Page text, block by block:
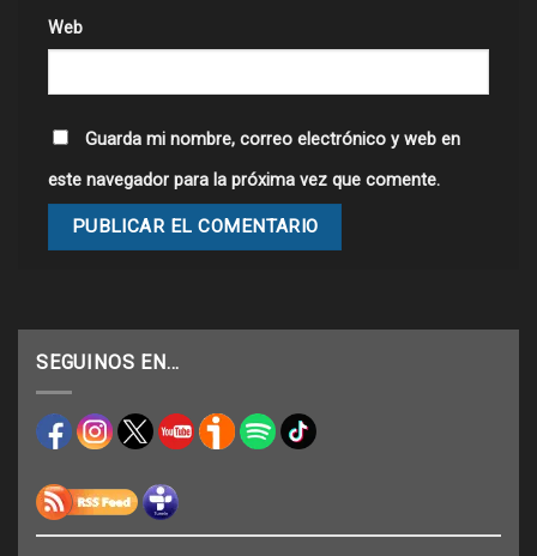
Web
Guarda mi nombre, correo electrónico y web en
este navegador para la próxima vez que comente.
SEGUINOS EN…